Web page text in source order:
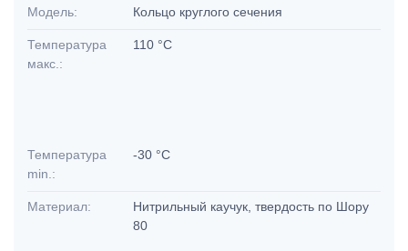
Модель: Кольцо круглого сечения
Температура
макс.:
110 °C
Температура
min.:
-30 °C
Материал:
Нитрильный каучук, твердость по Шору
80